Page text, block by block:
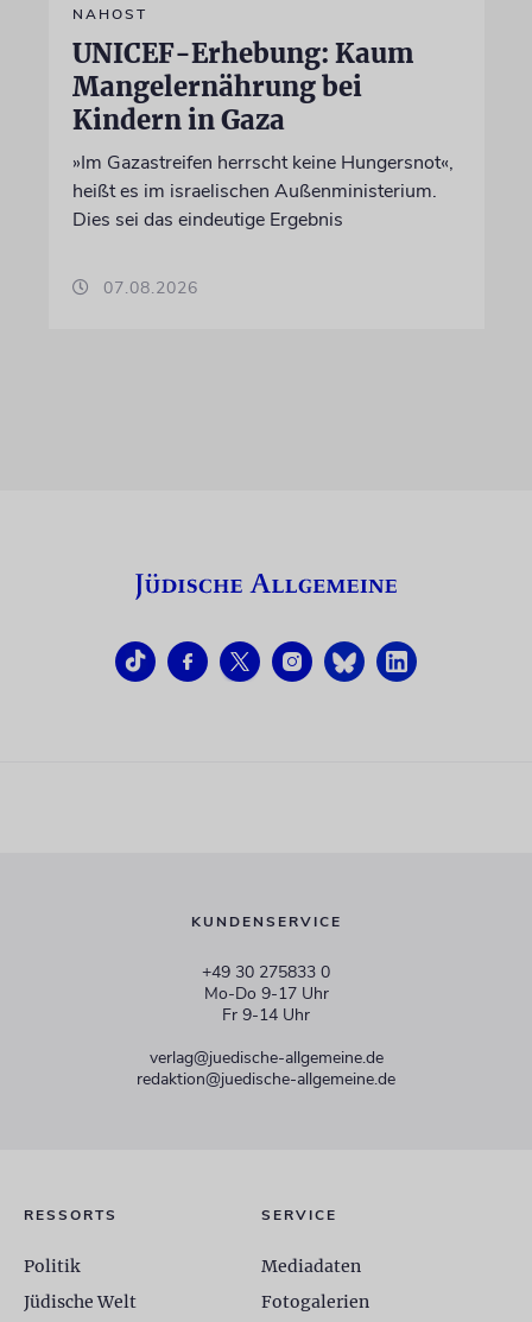
NAHOST
UNICEF-Erhebung: Kaum
Mangelernährung bei
Kindern in Gaza
»Im Gazastreifen herrscht keine Hungersnot«,
heißt es im israelischen Außenministerium.
Dies sei das eindeutige Ergebnis
07.08.2026
KUNDENSERVICE
+49 30 275833 0
Mo-Do 9-17 Uhr
Fr 9-14 Uhr
verlag@juedische-allgemeine.de
redaktion@juedische-allgemeine.de
RESSORTS
Politik
Jüdische Welt
SERVICE
Mediadaten
Fotogalerien